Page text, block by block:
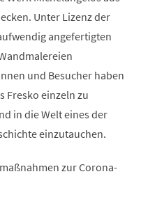
Unter Lizenz der
angefertigten
und Besucher haben
Fresko einzeln zu
in die Welt eines der
einzutauchen.
zur Corona-